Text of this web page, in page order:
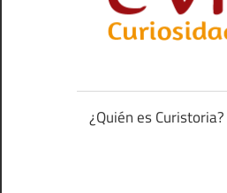
anécdotas
de
¿Quién es Curistoria?